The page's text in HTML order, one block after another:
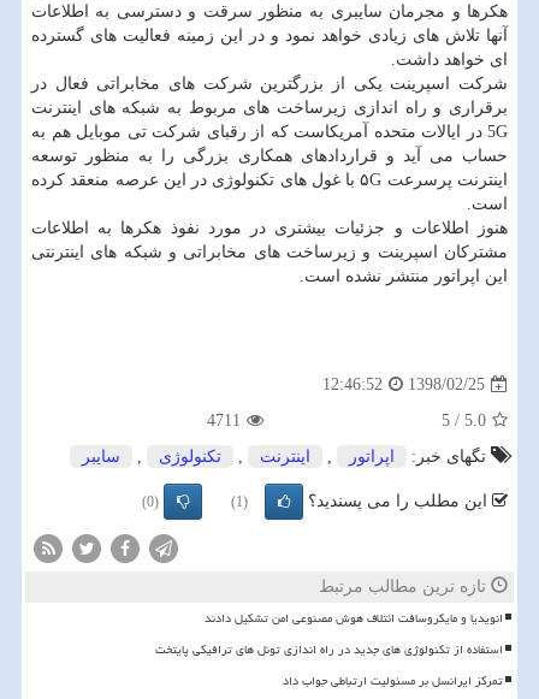
هكرها و مجرمان سایبری به منظور سرقت و دسترسی به اطلاعات
آنها تلاش های زیادی خواهد نمود و در این زمینه فعالیت های گسترده
ای خواهد داشت.
شركت اسپرینت یكی از بزرگترین شركت های مخابراتی فعال در
برقراری و راه اندازی زیرساخت های مربوط به شبكه های اینترنت
5G در ایالات متحده آمریكاست كه از رقبای شركت تی موبایل هم به
حساب می آید و قراردادهای همكاری بزرگی را به منظور توسعه
اینترنت پرسرعت ۵G با غول های تكنولوژی در این عرصه منعقد كرده
است.
هنوز اطلاعات و جزئیات بیشتری در مورد نفوذ هكرها به اطلاعات
مشتركان اسپرینت و زیرساخت های مخابراتی و شبكه های اینترنتی
این اپراتور منتشر نشده است.
1398/02/25
12:46:52
5.0
/
5
4711
تگهای خبر:
اپراتور , اینترنت , تكنولوژی , سایبر
این مطلب را می پسندید؟ (1)
(0)
تازه ترین مطالب مرتبط
انویدیا و مایکروسافت ائتلاف هوش مصنوعی امن تشکیل دادند
استفاده از تکنولوژی های جدید در راه اندازی تونل های ترافیکی پایتخت
تمرکز ایرانسل بر مسئولیت ارتباطی جواب داد